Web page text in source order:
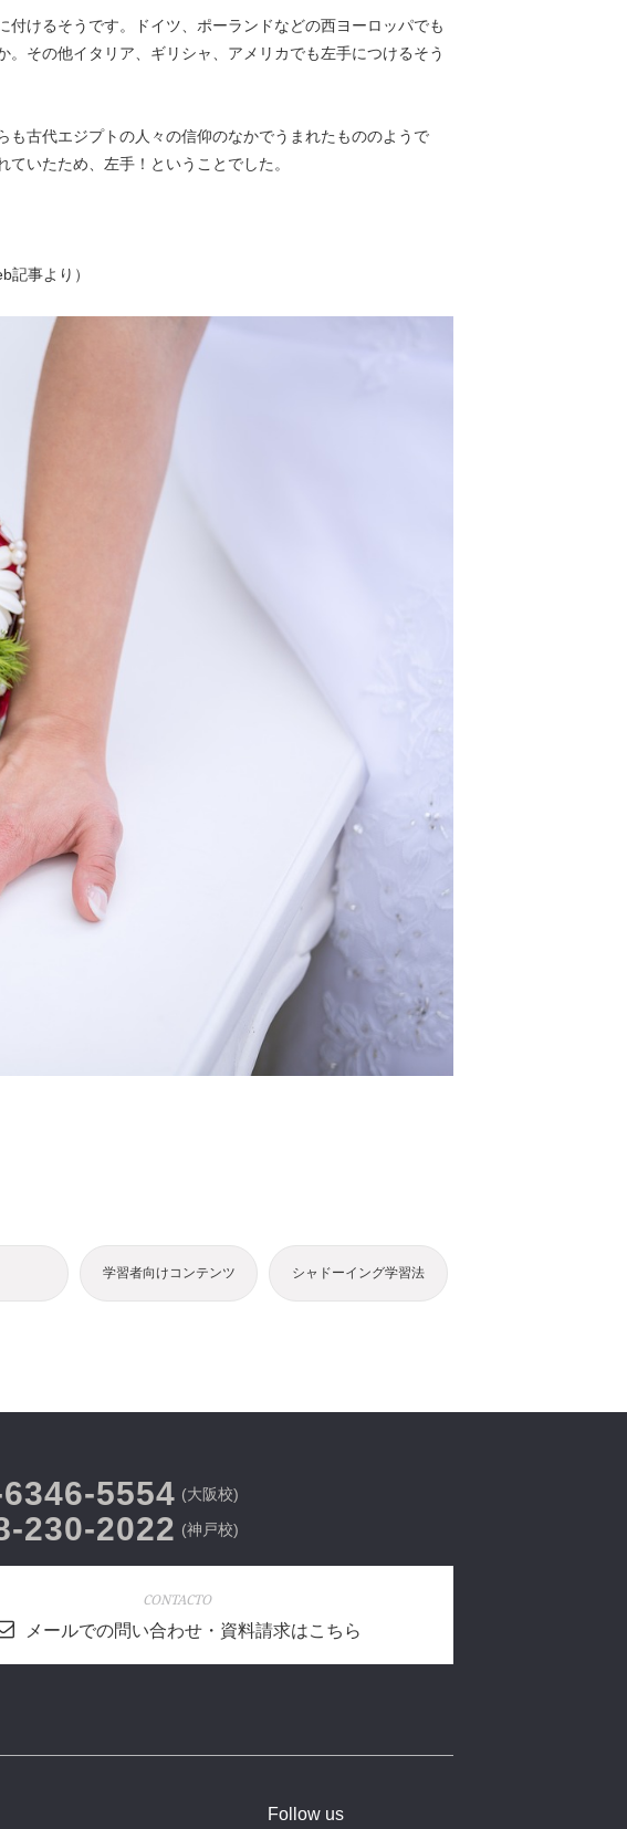
けるそうです。ドイツ、ポーランドなどの西ヨーロッパでも
その他イタリア、ギリシャ、アメリカでも左手につけるそう
古代エジプトの人々の信仰のなかでうまれたもののようで
いたため、左手！ということでした。
事より）
学習者向けコンテンツ シャドーイング学習法
5554 (大阪校)
230-2022 (神戸校)
CONTACTO
メールでの問い合わせ・資料請求はこちら
Follow us